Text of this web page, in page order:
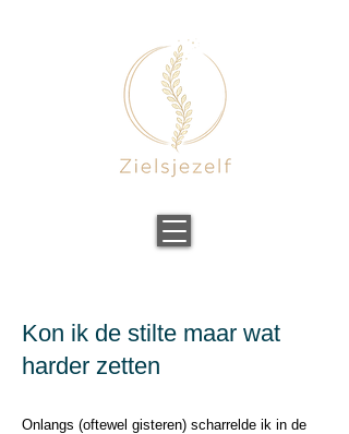
Kon ik de stilte maar wat
harder zetten
Onlangs (oftewel gisteren) scharrelde ik in de